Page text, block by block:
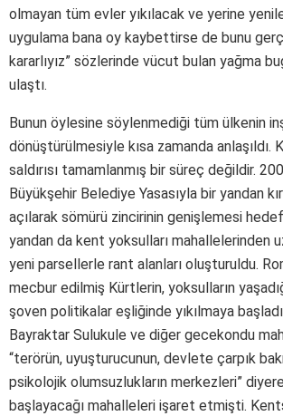
olmayan tüm evler yıkılacak ve yerine
uygulama bana oy kaybettirse de bunu
kararlıyız” sözlerinde vücut bulan yağma
ulaştı.
Bunun öylesine söylenmediği tüm ülkenin
dönüştürülmesiyle kısa zamanda anlaşıldı.
saldırısı tamamlanmış bir süreç değildir.
Büyükşehir Belediye Yasasıyla bir yandan
açılarak sömürü zincirinin genişlemesi
yandan da kent yoksulları mahallelerinden
yeni parsellerle rant alanları oluşturuldu.
mecbur edilmiş Kürtlerin, yoksulların
şoven politikalar eşliğinde yıkılmaya
Bayraktar Sulukule ve diğer gecekondu
“terörün, uyuşturucunun, devlete çarpık
psikolojik olumsuzlukların merkezleri”
başlayacağı mahalleleri işaret etmişti.